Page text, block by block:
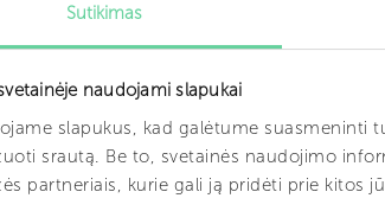
Sutikimas
naudojami slapukai
slapukus, kad galėtume suasmeninti
srautą. Be to, svetainės naudojimo
partneriais, kurie gali ją pridėti prie kitos